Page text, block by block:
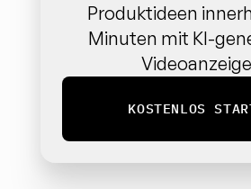
Produktideen
Minuten mit KI-
KOSTENLOS